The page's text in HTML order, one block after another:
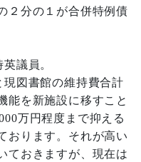
２分の１が合併特例債
議員。
図書館の維持費合計
能を新施設に移すこと
万円程度まで抑える
おります。それが高い
ておきますが、現在は